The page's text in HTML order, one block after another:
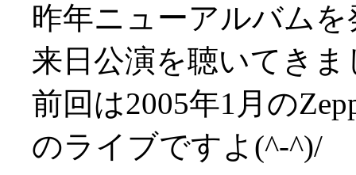
昨年ニューアルバム
来日公演を聴いてきま
前回は2005年1月の
のライブですよ(^-^)/